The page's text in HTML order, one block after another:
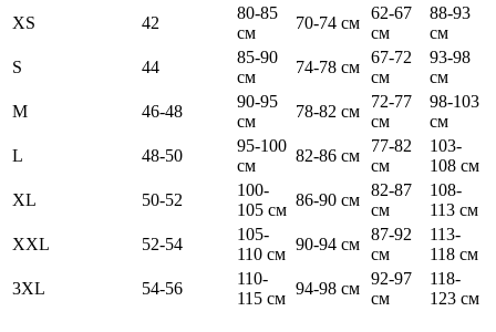
XS
42
80-85
см
70-74 см
62-67
см
88-93
см
S
44
85-90
см
74-78 см
67-72
см
93-98
см
M
46-48
90-95
см
78-82 см
72-77
см
98-103
см
L
48-50
95-100
см
82-86 см
77-82
см
103-
108 см
XL
50-52
100-
105 см
86-90 см
82-87
см
108-
113 см
XXL
52-54
105-
110 см
90-94 см
87-92
см
113-
118 см
3XL
54-56
110-
115 см
94-98 см
92-97
см
118-
123 см